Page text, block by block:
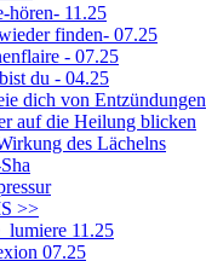
hören- 11.25
finden- 07.25
- 07.25
du - 04.25
dich von Entzündungen
auf die Heilung blicken
des Lächelns
>>
11.25
07.25